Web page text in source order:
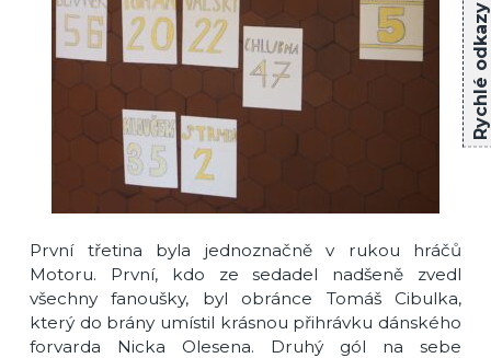
Rychlé odkazy
První třetina byla jednoznačně v rukou hráčů
Motoru. První, kdo ze sedadel nadšeně zvedl
všechny fanoušky, byl obránce Tomáš Cibulka,
který do brány umístil krásnou přihrávku dánského
forvarda Nicka Olesena. Druhý gól na sebe